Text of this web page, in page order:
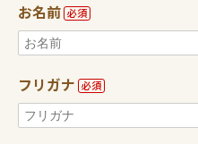
お名前 必須
フリガナ 必須